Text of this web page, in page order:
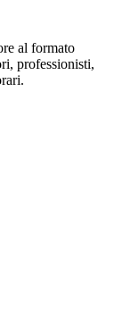
al formato
professionisti,